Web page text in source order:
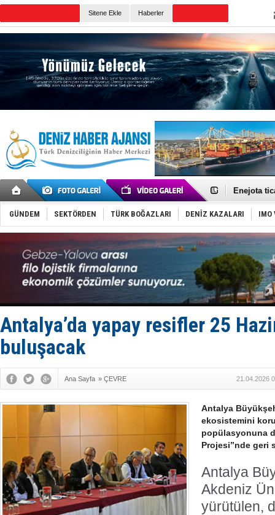
Sitene Ekle Haberler
Tatil
Enejota
Denizcilik
‘14.
Taksi
TÜRKLİM
SOCAR da
D-Marin,
GÜNDEM SEKTÖRDEN TÜRK BOĞAZLARI DENİZ KAZALARI IMO
Antalya’da yapay resifler 25
buluşacak
Ana Sayfa » ÇEVRE 21.04.2026
Antalya
ekosistemini
popülasyonuna
Projesi”nde geri
Antalya
Akdeniz
yürütülen,